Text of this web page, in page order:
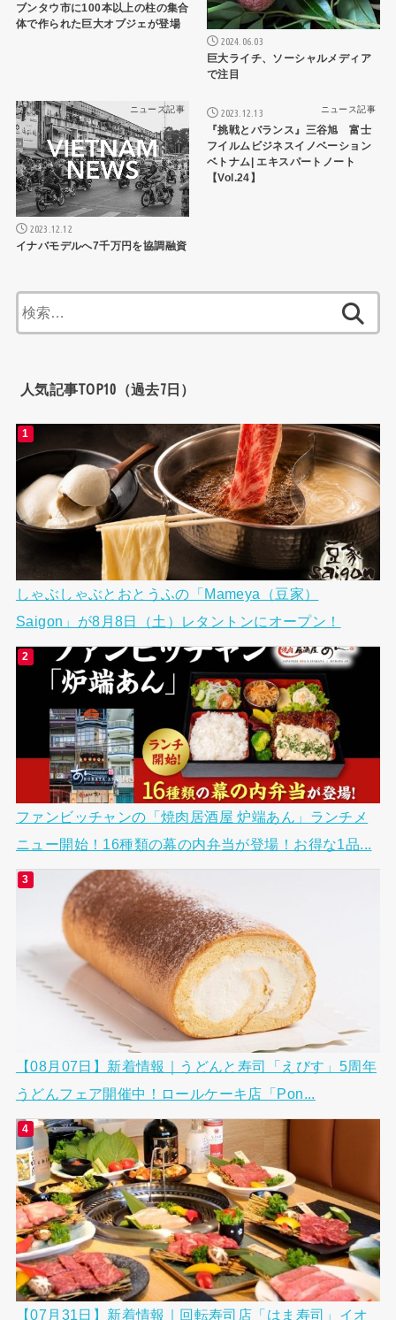
ブンタウ市に100本以上の柱の集合
体で作られた巨大オブジェが登場
2024.06.03
巨大ライチ、ソーシャルメディア
で注目
ニュース記事
2023.12.12
イナバモデルへ7千万円を協調融資
ニュース記事
2023.12.13
『挑戦とバランス』三谷旭 富士
フイルムビジネスイノベーション
ベトナム| エキスパートノート
【Vol.24】
索:
人気記事TOP10（過去7日）
しゃぶしゃぶとおとうふの「Mameya（豆家）
Saigon」が8月8日（土）レタントンにオープン！
ファンビッチャンの「焼肉居酒屋 炉端あん」ランチメ
ニュー開始！16種類の幕の内弁当が登場！お得な1品...
【08月07日】新着情報｜うどんと寿司「えびす」5周年
うどんフェア開催中！ロールケーキ店「Pon...
【07月31日】新着情報｜回転寿司店「はま寿司」イオ